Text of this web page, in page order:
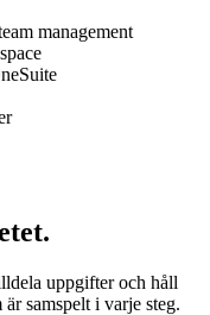
uppgifter och håll
samspelt i varje steg.